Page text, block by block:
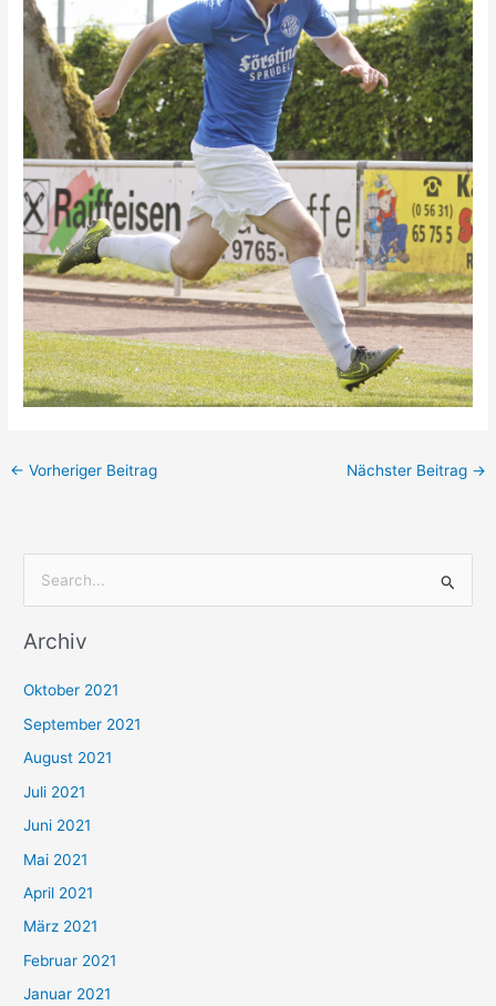
← Vorheriger Beitrag Nächster Beitrag →
c
n
n
a
c
h
:
Archiv
Oktober 2021
September 2021
August 2021
Juli 2021
Juni 2021
Mai 2021
April 2021
März 2021
Februar 2021
Januar 2021